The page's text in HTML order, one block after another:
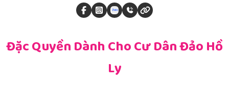
Đặc Quyền Dành Cho Cư Dân Đảo Hồ
Ly